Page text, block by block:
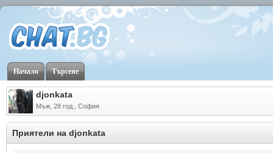
Начало Търсене
djonkata
Мъж, 28 год., София
Приятели на djonkata